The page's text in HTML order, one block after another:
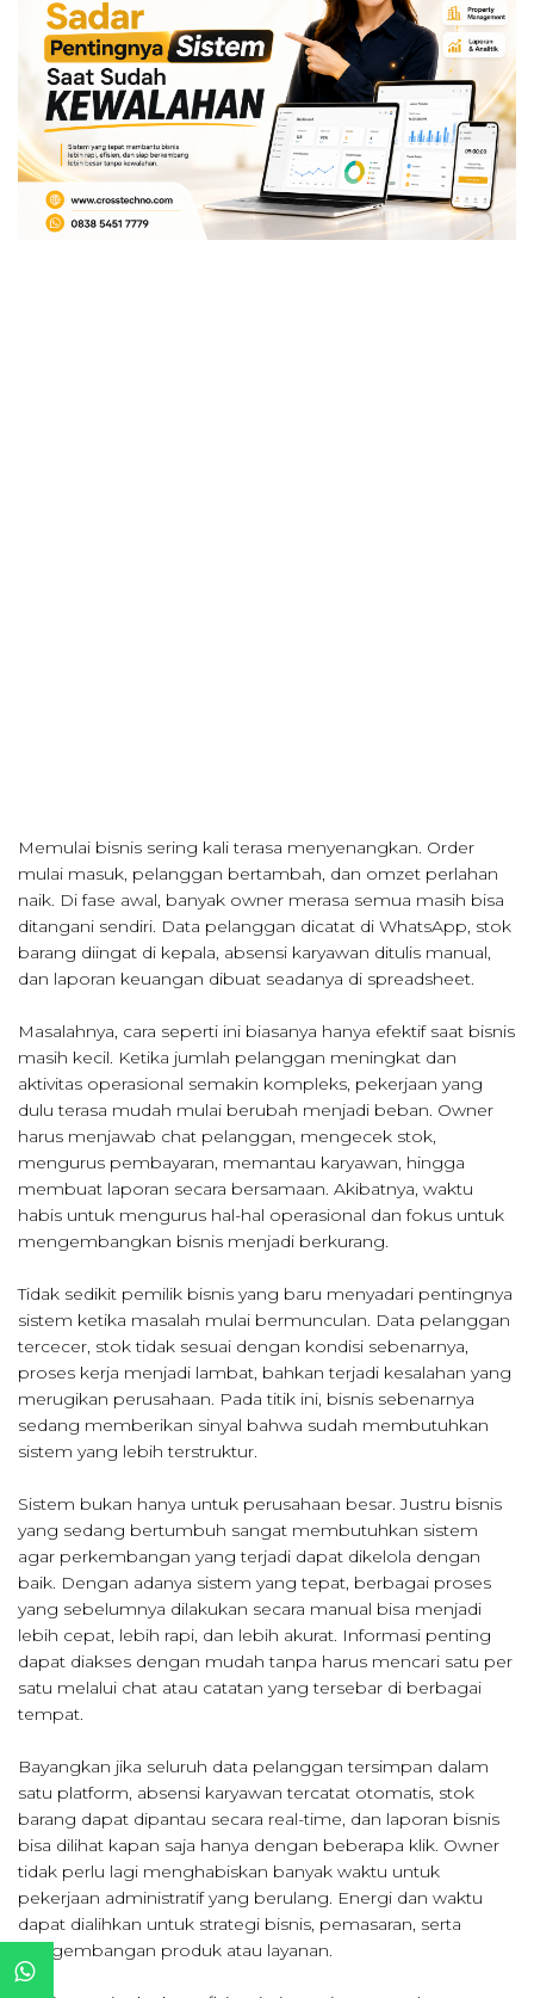
Memulai bisnis sering kali terasa menyenangkan. Order
mulai masuk, pelanggan bertambah, dan omzet perlahan
naik. Di fase awal, banyak owner merasa semua masih bisa
ditangani sendiri. Data pelanggan dicatat di WhatsApp, stok
barang diingat di kepala, absensi karyawan ditulis manual,
dan laporan keuangan dibuat seadanya di spreadsheet.
Masalahnya, cara seperti ini biasanya hanya efektif saat bisnis
masih kecil. Ketika jumlah pelanggan meningkat dan
aktivitas operasional semakin kompleks, pekerjaan yang
dulu terasa mudah mulai berubah menjadi beban. Owner
harus menjawab chat pelanggan, mengecek stok,
mengurus pembayaran, memantau karyawan, hingga
membuat laporan secara bersamaan. Akibatnya, waktu
habis untuk mengurus hal-hal operasional dan fokus untuk
mengembangkan bisnis menjadi berkurang.
Tidak sedikit pemilik bisnis yang baru menyadari pentingnya
sistem ketika masalah mulai bermunculan. Data pelanggan
tercecer, stok tidak sesuai dengan kondisi sebenarnya,
proses kerja menjadi lambat, bahkan terjadi kesalahan yang
merugikan perusahaan. Pada titik ini, bisnis sebenarnya
sedang memberikan sinyal bahwa sudah membutuhkan
sistem yang lebih terstruktur.
Sistem bukan hanya untuk perusahaan besar. Justru bisnis
yang sedang bertumbuh sangat membutuhkan sistem
agar perkembangan yang terjadi dapat dikelola dengan
baik. Dengan adanya sistem yang tepat, berbagai proses
yang sebelumnya dilakukan secara manual bisa menjadi
lebih cepat, lebih rapi, dan lebih akurat. Informasi penting
dapat diakses dengan mudah tanpa harus mencari satu per
satu melalui chat atau catatan yang tersebar di berbagai
tempat.
Bayangkan jika seluruh data pelanggan tersimpan dalam
satu platform, absensi karyawan tercatat otomatis, stok
barang dapat dipantau secara real-time, dan laporan bisnis
bisa dilihat kapan saja hanya dengan beberapa klik. Owner
tidak perlu lagi menghabiskan banyak waktu untuk
pekerjaan administratif yang berulang. Energi dan waktu
dapat dialihkan untuk strategi bisnis, pemasaran, serta
pengembangan produk atau layanan.